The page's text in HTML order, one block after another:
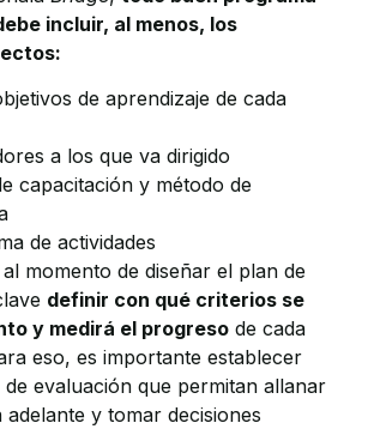
incluir, al menos, los
de aprendizaje de cada
a los que va dirigido
capacitación y método de
de actividades
momento de diseñar el plan de
definir con qué criterios se
y medirá el progreso de cada
eso, es importante establecer
evaluación que permitan allanar
adelante y tomar decisiones